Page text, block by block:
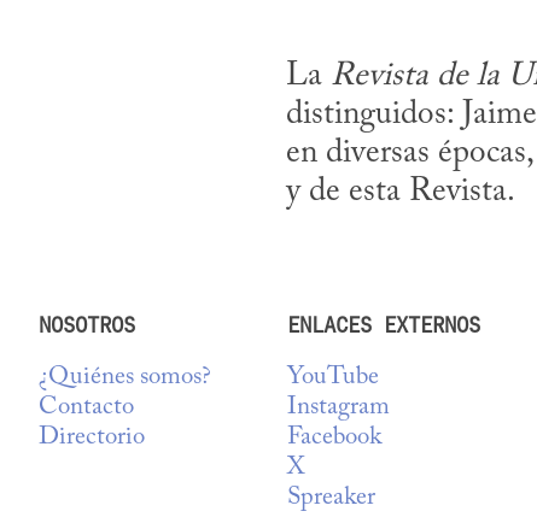
La Revista de la
distinguidos:
en diversas
y de esta Revista.
NOSOTROS
¿Quiénes somos?
Contacto
Directorio
ENLACES EXTERNOS
YouTube
Instagram
Facebook
X
Spreaker